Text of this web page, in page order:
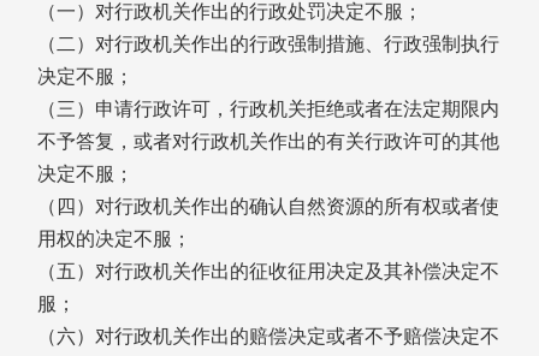
（一）对行政机关作出的行政处罚决定不服；
（二）对行政机关作出的行政强制措施、行政强制执行
决定不服；
（三）申请行政许可，行政机关拒绝或者在法定期限内
不予答复，或者对行政机关作出的有关行政许可的其他
决定不服；
（四）对行政机关作出的确认自然资源的所有权或者使
用权的决定不服；
（五）对行政机关作出的征收征用决定及其补偿决定不
服；
（六）对行政机关作出的赔偿决定或者不予赔偿决定不